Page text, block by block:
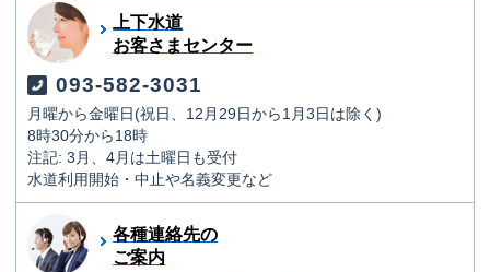
上下水道
お客さまセンター
093-582-3031
月曜から金曜日(祝日、12月29日から1月3日は除く)
8時30分から18時
注記: 3月、4月は土曜日も受付
水道利用開始・中止や名義変更など
各種連絡先の
ご案内